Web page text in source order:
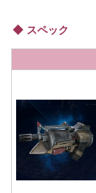
スペック